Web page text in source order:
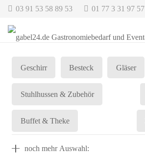
03 91 53 58 89 53 01 77 3 31 97 57
Geschirr Besteck Gläser
Stuhlhussen & Zubehör
Buffet & Theke
noch mehr Auswahl: